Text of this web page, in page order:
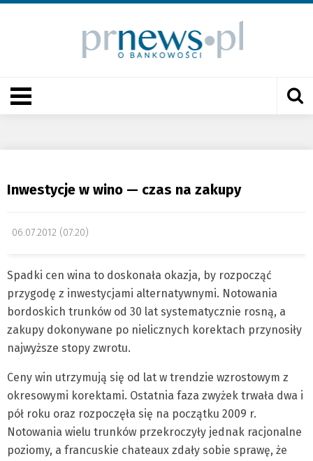
Inwestycje w wino — czas na zakupy
06.07.2012 (07:20)
Spadki cen wina to doskonała okazja, by rozpocząć
przygodę z inwestycjami alternatywnymi. Notowania
bordoskich trunków od 30 lat systematycznie rosną, a
zakupy dokonywane po nielicznych korektach przynosiły
najwyższe stopy zwrotu.
Ceny win utrzymują się od lat w trendzie wzrostowym z
okresowymi korektami. Ostatnia faza zwyżek trwała dwa i
pół roku oraz rozpoczęła się na początku 2009 r.
Notowania wielu trunków przekroczyły jednak racjonalne
poziomy, a francuskie chateaux zdały sobie sprawę, że